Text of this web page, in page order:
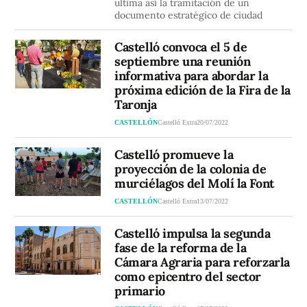
ultima así la tramitación de un
documento estratégico de ciudad
Castelló convoca el 5 de
septiembre una reunión
informativa para abordar la
próxima edición de la Fira de la
Taronja
CASTELLÓNCastelló Extra20/07/2022
Castelló promueve la
proyección de la colonia de
murciélagos del Molí la Font
CASTELLÓNCastelló Extra13/07/2022
Castelló impulsa la segunda
fase de la reforma de la
Cámara Agraria para reforzarla
como epicentro del sector
primario